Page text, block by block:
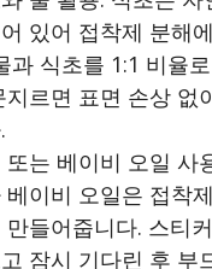
있어 접착제 분해
과 식초를 1:1 비율
지르면 표면 손상 없
또는 베이비 오일 사
베이비 오일은 접착
만들어줍니다. 스티
잠시 기다린 후 부